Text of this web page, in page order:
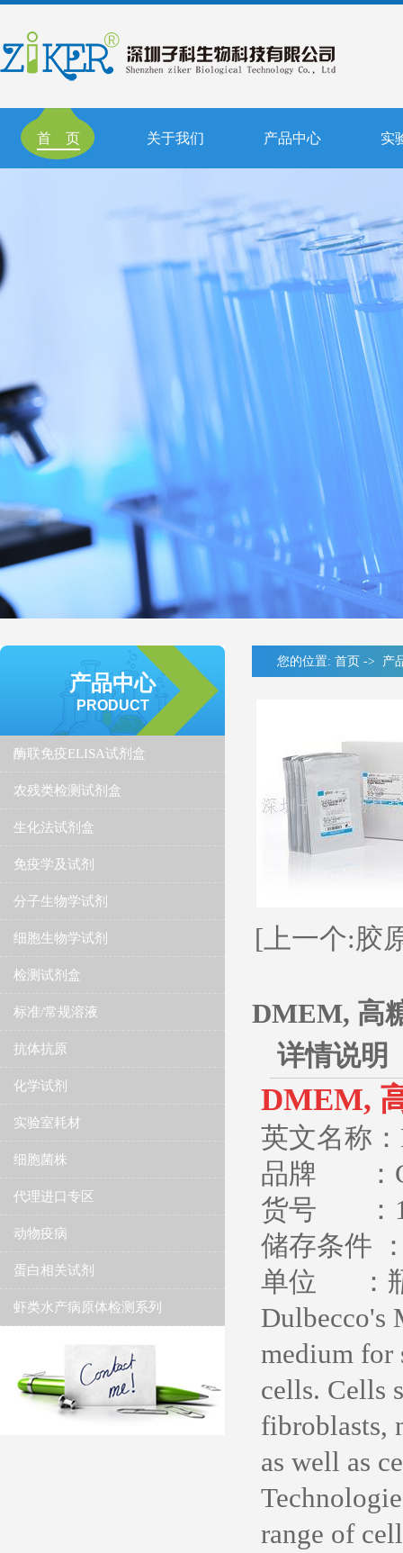
首 页 关于我们 产品中心 实
产品中心
PRODUCT
酶联免疫ELISA试剂盒
农残类检测试剂盒
生化法试剂盒
免疫学及试剂
分子生物学试剂
细胞生物学试剂
检测试剂盒
标准/常规溶液
抗体抗原
化学试剂
实验室耗材
细胞菌株
代理进口专区
动物疫病
蛋白相关试剂
虾类水产病原体检测系列
您的位置: 首页 -> 产
[上一个:胶
DMEM, 高
详情说明
DMEM,
英文名称
品牌 ：
货号 ：
储存条件
单位 ：
Dulbecco's
medium for
cells. Cells
fibroblasts,
as well as
range of